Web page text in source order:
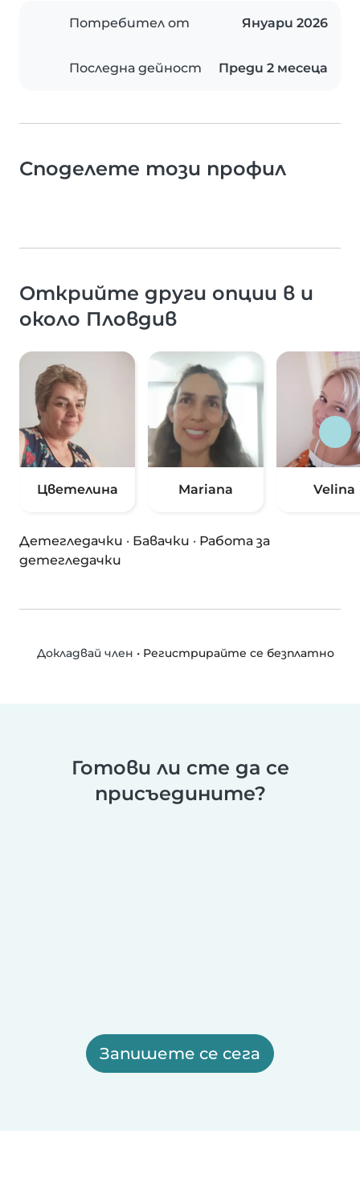
Потребител от Януари 2026
Последна дейност Преди 2 месеца
Споделете този профил
Открийте други опции в и
около Пловдив
Цветелина Mariana Velina
Детегледачки · Бавачки · Работа за
детегледачки
Докладвай член • Регистрирайте се безплатно
Готови ли сте да се
присъедините?
Запишете се сега